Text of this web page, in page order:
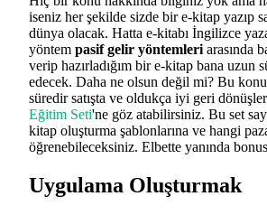
iseniz her şekilde sizde bir e-kitap yazıp
dünya olacak. Hatta e-kitabı İngilizce
yöntem pasif gelir yöntemleri arasında
verip hazırladığım bir e-kitap bana uzun
edecek. Daha ne olsun değil mi? Bu
süredir satışta ve oldukça iyi geri
Eğitim Seti'ne göz atabilirsiniz. Bu set
kitap oluşturma şablonlarına ve hangi
öğrenebileceksiniz. Elbette yanında
Uygulama Oluşturmak